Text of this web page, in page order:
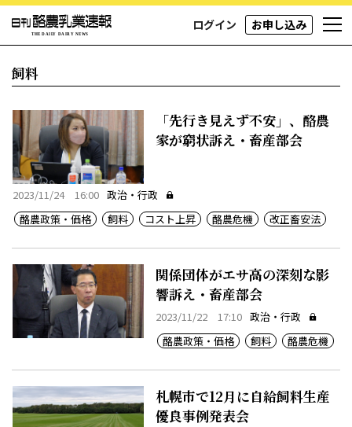
ログイン お申し込み
飼料
「先行き見えず不安」、酪農
家が窮状訴え・畜産部会
2023/11/24 16:00 政治・行政
酪農政策・価格
飼料 コスト上昇 酪農危機 改正畜安法
関係団体がエサ高の深刻な影
響訴え・畜産部会
2023/11/22 17:10 政治・行政
酪農政策・価格
飼料 酪農危機
札幌市で12月に自給飼料生産
優良事例発表会